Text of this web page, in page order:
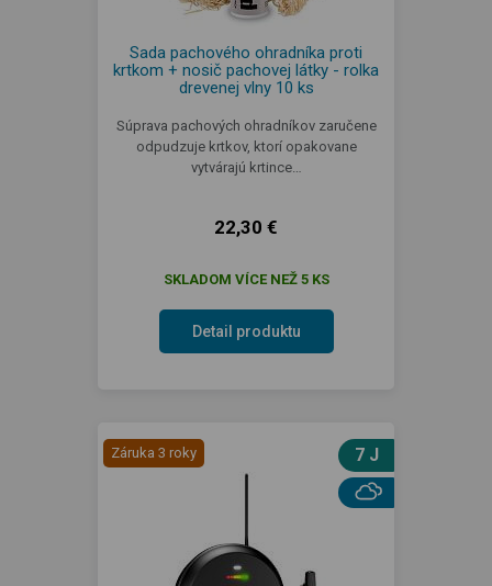
Sada pachového ohradníka proti
krtkom + nosič pachovej látky - rolka
drevenej vlny 10 ks
Súprava pachových ohradníkov zaručene
odpudzuje krtkov, ktorí opakovane
vytvárajú krtince…
22,30 €
SKLADOM VÍCE NEŽ 5 KS
Detail produktu
Záruka 3 roky 7 J